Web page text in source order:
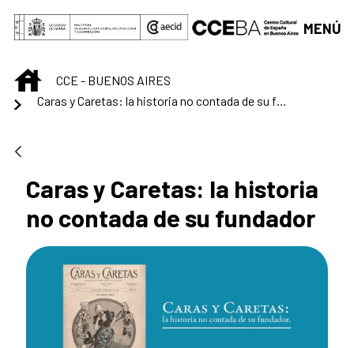
Saltar al contenido principal
MENÚ
INICIOCCE - BUENOS AIRES
Caras y Caretas: la historia no contada de su fundador
Caras y Caretas: la historia
no contada de su fundador